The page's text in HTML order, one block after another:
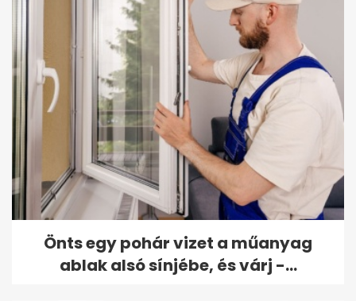
Önts egy pohár vizet a műanyag
ablak alsó sínjébe, és várj -...